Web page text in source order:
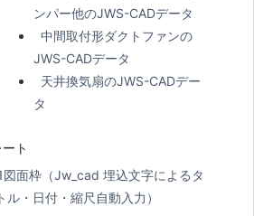
ンパー他のJWS-CADデータ
中間取付形ダクトファンの
JWS-CADデータ
天井換気扇のJWS-CADデー
タ
ト
図面枠（Jw_cad 埋込文字によるタ
ル・日付・縮尺自動入力）